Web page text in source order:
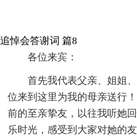
追悼会答谢词 篇8
各位来宾：
首先我代表父亲、姐姐
位来到这里为我的母亲送行
前的至亲挚友，以往我听她
乐时光，感受到大家对她的